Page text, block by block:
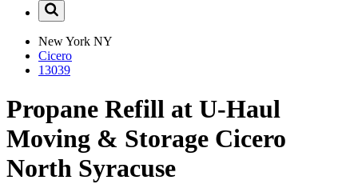
New York NY
Cicero
13039
Propane Refill at U-Haul
Moving & Storage Cicero
North Syracuse